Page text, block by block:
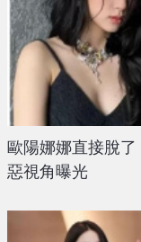
歐陽娜娜直接脫
惡視角曝光